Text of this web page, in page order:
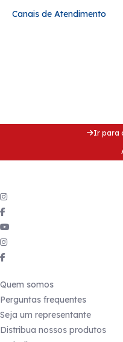
Canais de Atendimento
Ir para
Quem somos
Perguntas frequentes
Seja um representante
Distribua nossos produtos